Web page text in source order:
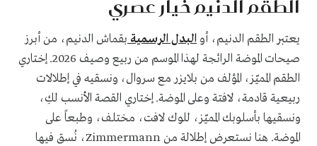
يعتبر الطقم الدنيم، أو البدل الرسمية بقماش الدنيم، من أبرز
صيحات الموضة الرائجة لهذا الموسم من ربيع وصيف 2026. إختاري
الطقم المميّز، المؤلف من بلايزر مع سروال، ونسقيه في إطلالات
ربيعية قادمة، لافتة وعلى الموضة. إختاري القصة الأنسب لكِ،
ونسقيها بأسلوبك المميّز، للوك لافت، مختلف، وطبعاً على
الموضة. هنا نستعرض إطلالة من Zimmermann، نُسق فيها